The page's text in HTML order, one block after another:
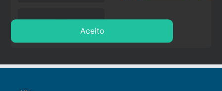
stop
Aceito